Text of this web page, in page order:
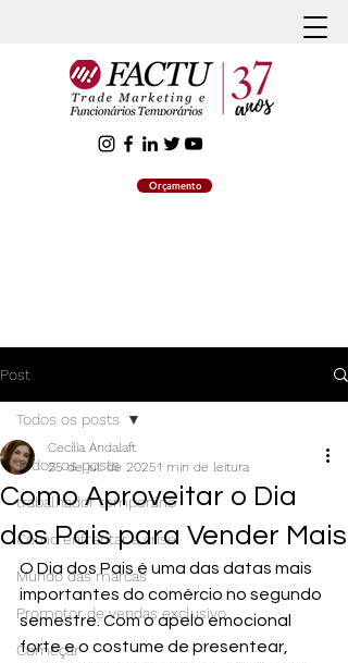
Orçamento
Post
Todos os posts
trabalhador temporário
Como enfrentar a crise
Mundo das marcas
Promotor de vendas exclusivo
Começar
Todos os posts
Como Aproveitar o Dia
dos Pais para Vender Mais
Cecília Andalaft
25 de jul. de 20251 min de leitura
O Dia dos Pais é uma das datas mais
importantes do comércio no segundo
semestre. Com o apelo emocional
forte e o costume de presentear,